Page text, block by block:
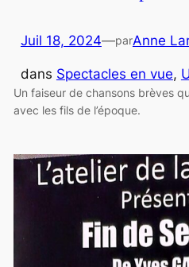
Juil 18, 2024—parAnne
dans Spectacles en vue,
Un faiseur de chansons brèves
avec les fils de l’époque.